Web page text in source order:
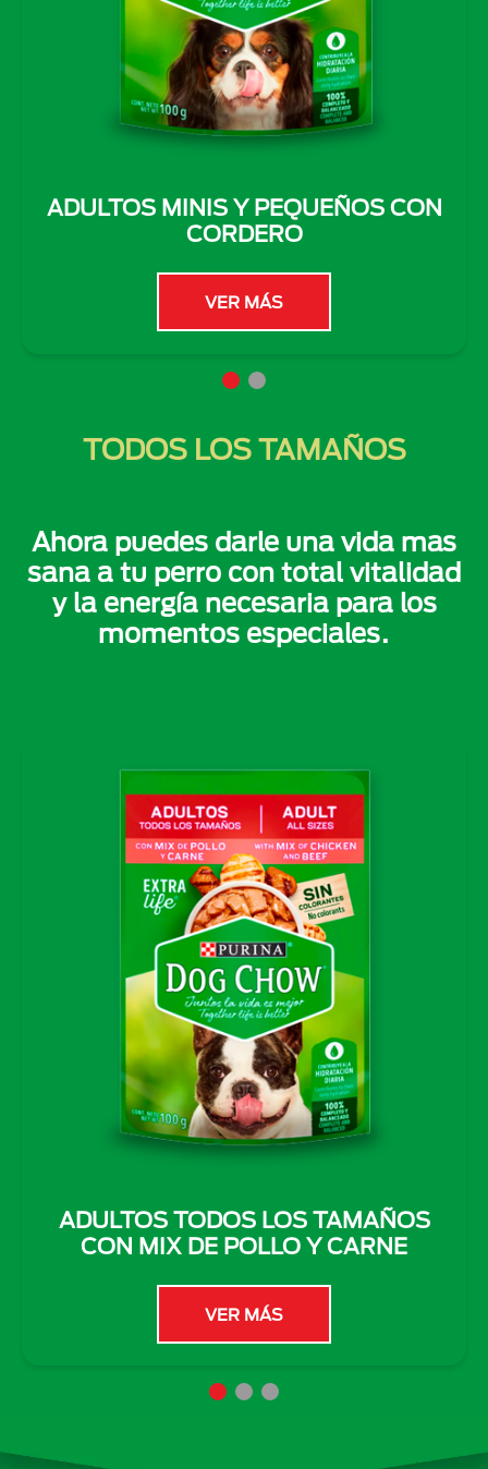
ADULTOS MINIS Y PEQUEÑOS CON
CORDERO
VER MÁS
TODOS LOS TAMAÑOS
Ahora puedes darle una vida mas
sana a tu perro con total vitalidad
y la energía necesaria para los
momentos especiales.
ADULTOS TODOS LOS TAMAÑOS
CON MIX DE POLLO Y CARNE
VER MÁS